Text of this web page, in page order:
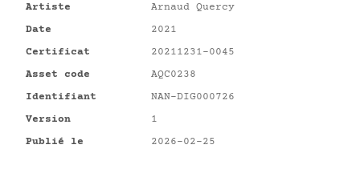
Artiste
Arnaud Quercy
Date
2021
Certificat
20211231-0045
Asset code
AQC0238
Identifiant
NAN-DIG000726
Version
1
Publié le
2026-02-25